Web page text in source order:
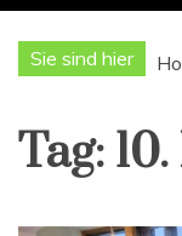
Sie sind hier
Tag: